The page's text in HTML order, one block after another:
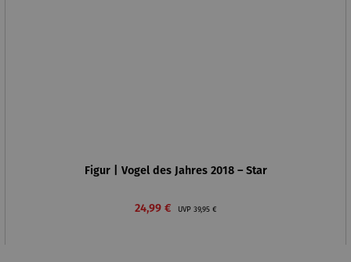
Figur | Vogel des Jahres 2018 – Star
Verkaufspreis:
24,99 € UVP Regulärer Preis:
39,95 €